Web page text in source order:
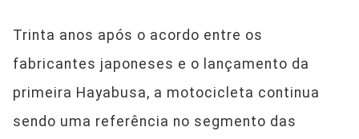
Trinta anos após o acordo entre os
fabricantes japoneses e o lançamento da
primeira Hayabusa, a motocicleta continua
sendo uma referência no segmento das